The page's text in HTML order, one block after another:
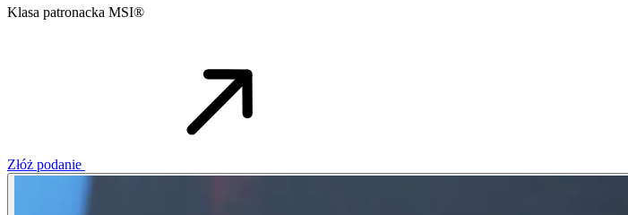
Klasa patronacka MSI®
Złóż podanie